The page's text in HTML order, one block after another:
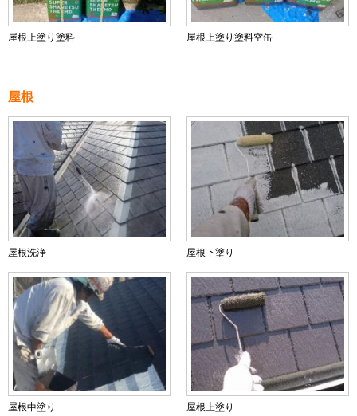
屋根上塗り塗料 屋根上塗り塗料空缶
屋根
屋根洗浄 屋根下塗り
屋根中塗り 屋根上塗り